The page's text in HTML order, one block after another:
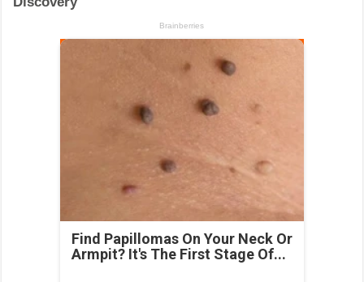
Find Papillomas On Your Neck Or
Armpit? It's The First Stage Of...